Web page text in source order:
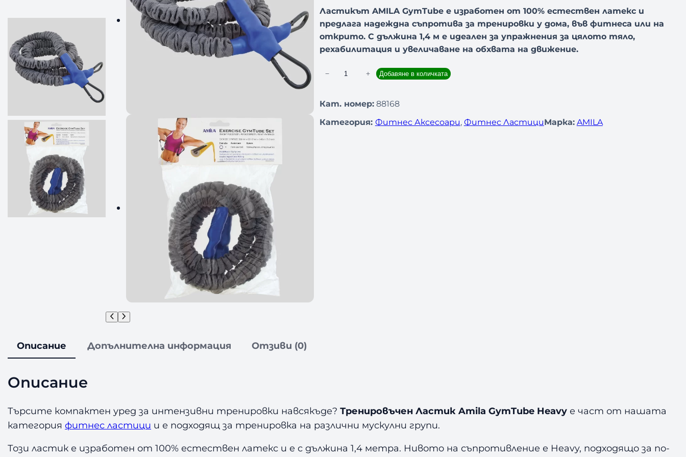
Ластикът AMILA GymTube е изработен от 100% естествен латекс и
предлага надеждна съпротива за тренировки у дома, във фитнеса или на
открито. С дължина 1,4 м е идеален за упражнения за цялото тяло,
рехабилитация и увеличаване на обхвата на движение.
л
ч
с
т
к
− + Добавяне в количката
Кат. номер: 88168
Категория: Фитнес Аксесоари, Фитнес ЛастициМарка: AMILA
Описание Допълнителна информация Отзиви (0)
Описание
Търсите компактен уред за интензивни тренировки навсякъде?Тренировъчен Ластик Amila GymTube Heavy е част от нашата
категорияфитнес ластици и е подходящ за тренировка на различни мускулни групи.
Този ластик е изработен от 100% естествен латекс и е с дължина 1,4 метра. Нивото на съпротивление е Heavy, подходящо за по-